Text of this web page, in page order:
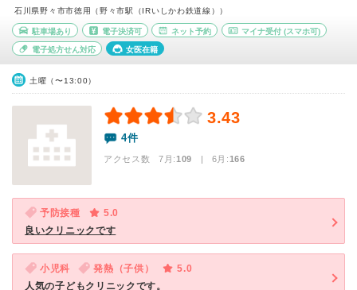
石川県野々市市徳用（野々市駅（IRいしかわ鉄道線））
駐車場あり 電子決済可 ネット予約 マイナ受付 (スマホ可)
電子処方せん対応 女医在籍
土曜（〜13:00）
3.43
4件
アクセス数 7月:109 | 6月:166
予防接種
5.0
良いクリニックです
小児科 発熱（子供）
5.0
人気の子どもクリニックです。